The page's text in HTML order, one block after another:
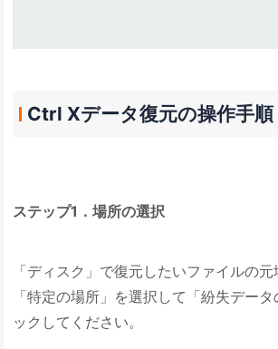
Ctrl Xデータ復元の操作手順
ステップ1．場所の選択
「ディスク」で復元したいファイルの
「特定の場所」を選択して「紛失デー
ックしてください。